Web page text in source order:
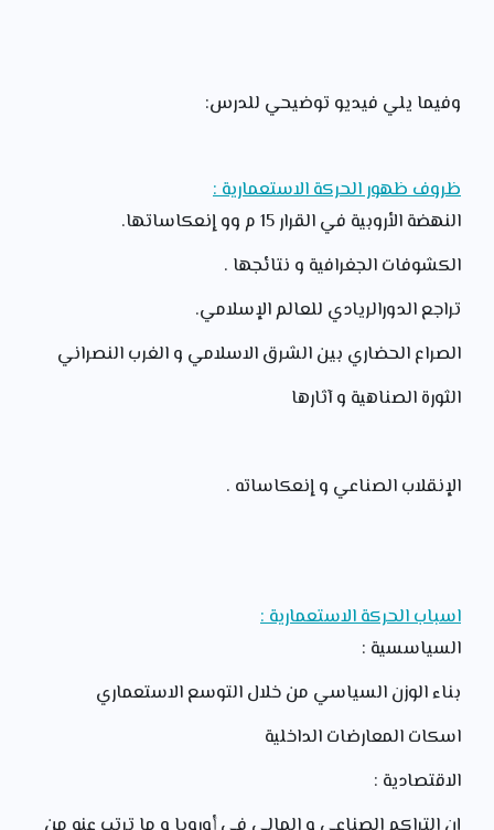
وفيما يلي فيديو توضيحي للدرس:
ظروف ظهور الحركة الاستعمارية :
النهضة الأروبية في القرار 15 م وو إنعكاساتها.
الكشوفات الجغرافية و نتائجها .
تراجع الدورالريادي للعالم الإسلامي.
الصراع الحضاري بين الشرق الاسلامي و الغرب النصراني
الثورة الصناهية و آثارها
الإنقلاب الصناعي و إنعكاساته .
اسباب الحركة الاستعمارية :
السياسسية :
بناء الوزن السياسي من خلال التوسع الاستعماري
اسكات المعارضات الداخلية
الاقتصادية :